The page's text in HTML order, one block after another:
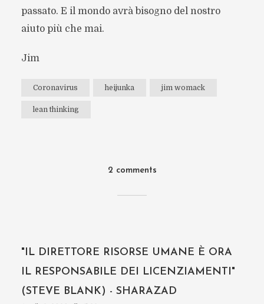
passato. E il mondo avrà bisogno del nostro
aiuto più che mai.
Jim
Coronavirus heijunka jim womack
lean thinking
2 comments
"IL DIRETTORE RISORSE UMANE È ORA
IL RESPONSABILE DEI LICENZIAMENTI"
(STEVE BLANK) - SHARAZAD